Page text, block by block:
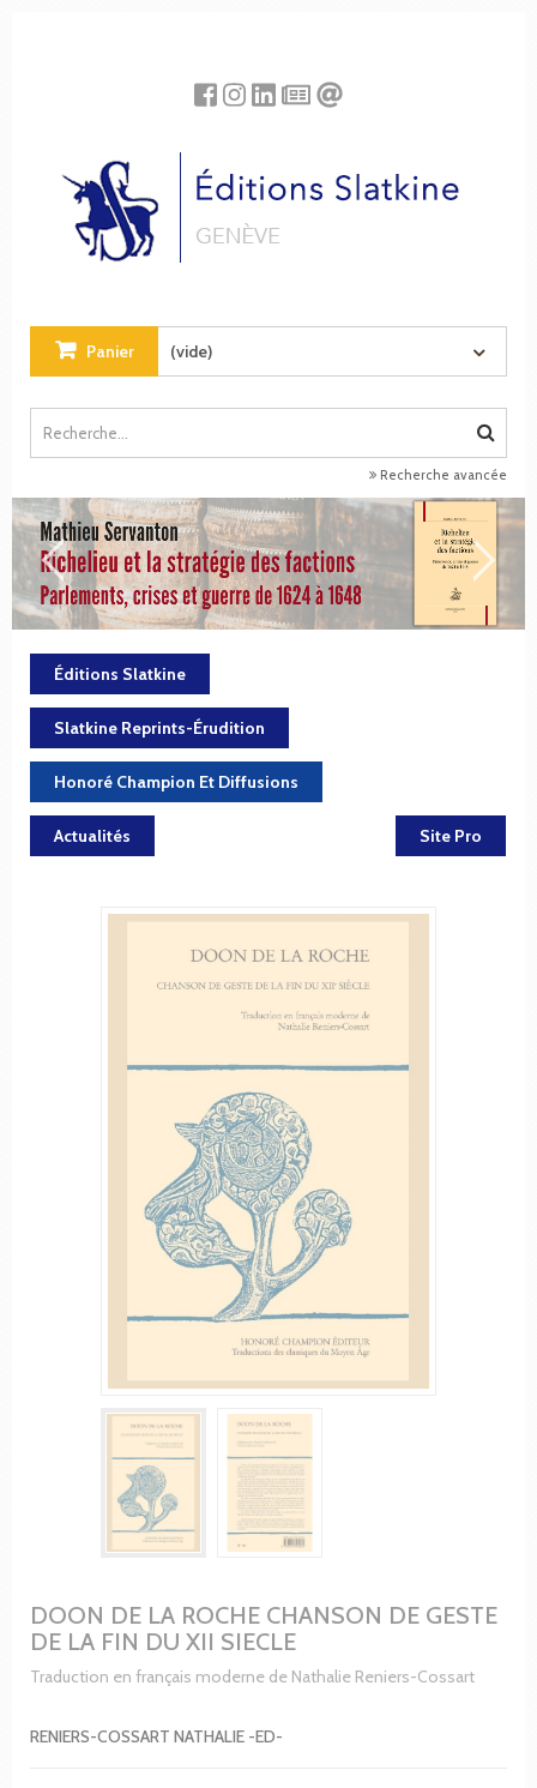
Panier (vide)
Recherche avancée
Éditions Slatkine
Slatkine Reprints-Érudition
Honoré Champion Et Diffusions
Actualités Site Pro
DOON DE LA ROCHE CHANSON DE GESTE
DE LA FIN DU XII SIECLE
Traduction en français moderne de Nathalie Reniers-Cossart
RENIERS-COSSART NATHALIE -ED-